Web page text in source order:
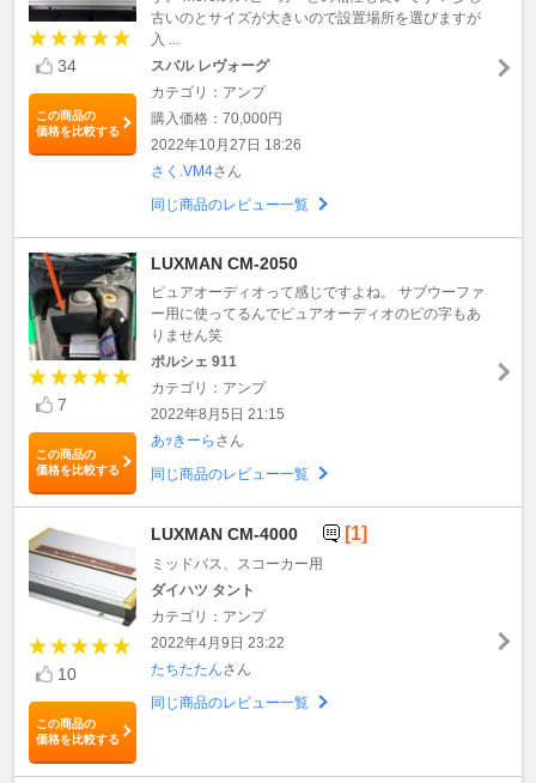
34
この商品の
価格を比較する
古いのとサイズが大きいので設置場所を選びますが
入 ...
スバル レヴォーグ
カテゴリ：アンプ
購入価格：70,000円
2022年10月27日 18:26
さく.VM4さん
同じ商品のレビュー一覧
7
この商品の
価格を比較する
LUXMAN CM-2050
ピュアオーディオって感じですよね。 サブウーファ
ー用に使ってるんでピュアオーディオのピの字もあ
りません笑
ポルシェ 911
カテゴリ：アンプ
2022年8月5日 21:15
あｯきーら さん
同じ商品のレビュー一覧
10
この商品の
価格を比較する
LUXMAN CM-4000 [1]
ミッドバス、スコーカー用
ダイハツ タント
カテゴリ：アンプ
2022年4月9日 23:22
たちたたんさん
同じ商品のレビュー一覧